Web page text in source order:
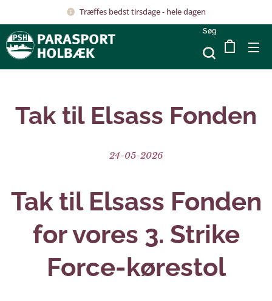
Træffes bedst tirsdage - hele dagen
Søg
Tak til Elsass Fonden
24-05-2026
Tak til Elsass Fonden
for vores 3. Strike
Force-kørestol